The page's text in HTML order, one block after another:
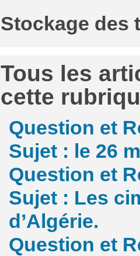
Stockage des
Tous les
cette
Question et
Sujet : le 26
Question et
Sujet : Les
d’Algérie.
Question et